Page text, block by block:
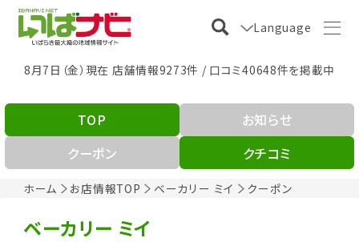
Language
8月7日（金）現在 店舗情報9273件 / 口コミ40648件を掲載中
ホーム お店情報TOP ベーカリー ミイ クーポン
TOP
お知らせ
クーポン
クチコミ
ベーカリー ミイ